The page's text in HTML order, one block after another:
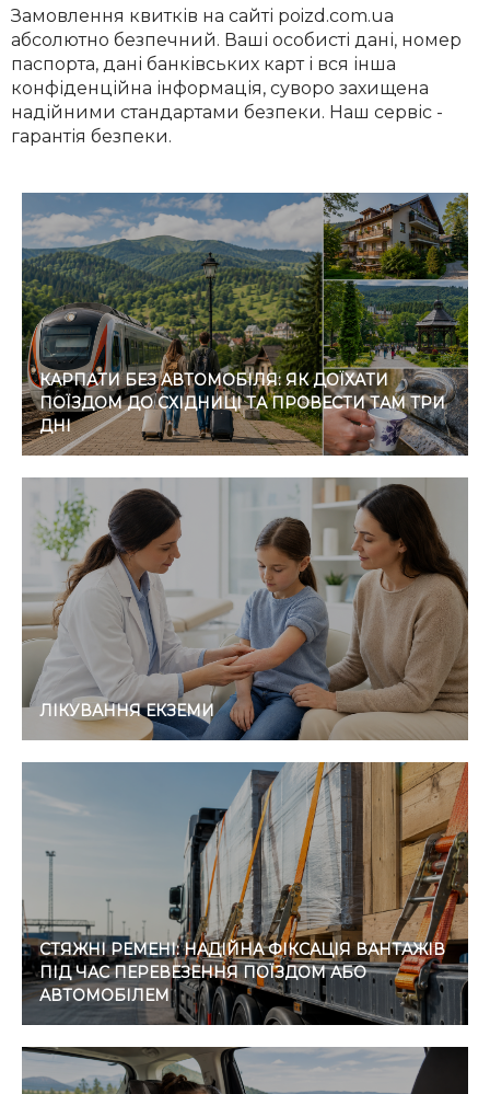
Замовлення квитків на сайті poizd.com.ua
абсолютно безпечний. Ваші особисті дані, номер
паспорта, дані банківських карт і вся інша
конфіденційна інформація, суворо захищена
надійними стандартами безпеки. Наш сервіс -
гарантія безпеки.
КАРПАТИ БЕЗ АВТОМОБІЛЯ: ЯК ДОЇХАТИ
ПОЇЗДОМ ДО СХІДНИЦІ ТА ПРОВЕСТИ ТАМ ТРИ
ДНІ
ЛІКУВАННЯ ЕКЗЕМИ
СТЯЖНІ РЕМЕНІ: НАДІЙНА ФІКСАЦІЯ ВАНТАЖІВ
ПІД ЧАС ПЕРЕВЕЗЕННЯ ПОЇЗДОМ АБО
АВТОМОБІЛЕМ